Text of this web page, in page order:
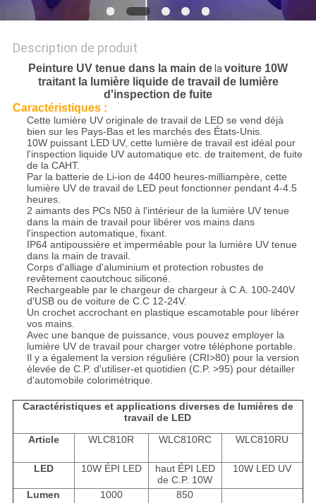
POLITIQUE
DE
CONFIDENTIALITÉ
Description de produit
Peinture UV tenue dans la main de lavoiture 10W
traitantla lumière liquide de travail de lumière
d'inspection de fuite
Caractéristiques :
Cette lumière UV originale de travail de LED se vend déjà
bien sur les Pays-Bas et les marchés des États-Unis.
10W puissant LED UV, cette lumière de travail est idéal pour
l'inspection liquide UV automatique etc. de traitement, de fuite
de la CAHT.
Par la batterie de Li-ion de 4400 heures-milliampère, cette
lumière UV de travail de LED peut fonctionner pendant 4-4.5
heures.
2 aimants des PCs N50 à l'intérieur de la lumière UV tenue
dans la main de travail pour libérer vos mains dans
l'inspection automatique, fixant.
IP64 antipoussière et imperméable pour la lumière UV tenue
dans la main de travail.
Corps d'alliage d'aluminium et protection robustes de
revêtement caoutchouc siliconé.
Rechargeable par le chargeur de chargeur à C.A. 100-240V
d'USB ou de voiture de C.C 12-24V.
Un crochet accrochant en plastique escamotable pour libérer
vos mains.
Avec une banque de puissance, vous pouvez employer la
lumière UV de travail pour charger votre téléphone portable.
Il y a également la version régulière (CRI>80) pour la version
élevée de C.P. d'utiliser-et quotidien (C.P. >95) pour détailler
d'automobile colorimétrique.
Caractéristiques et applications diverses de lumières de
travail de LED
Article
WLC810R WLC810RC WLC810RU
LED 10W ÉPI LED
haut ÉPI LED
de C.P. 10W
10W LED UV
Lumen 1000 850